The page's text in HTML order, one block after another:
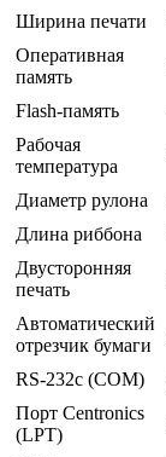
Ширина печати
Оперативная
память
Flash-память
Рабочая
температура
Диаметр рулона
Длина риббона
Двусторонняя
печать
Автоматический
отрезчик бумаги
RS-232c (COM)
Порт Centronics
(LPT)